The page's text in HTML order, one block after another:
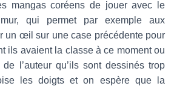
mangas coréens de jouer avec le
qui permet par exemple aux
un œil sur une case précédente pour
ils avaient la classe à ce moment ou
l’auteur qu’ils sont dessinés trop
les doigts et on espère que la